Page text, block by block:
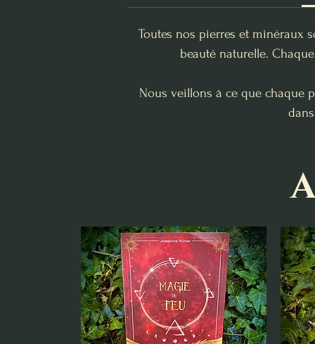
Toutes nos pierres et minéraux
beauté naturelle.
Nous veillons à ce que chaque